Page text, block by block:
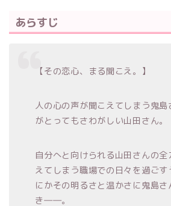
あらすじ
【その恋心、まる聞こえ。】
人の心の声が聞こえてしまう鬼
がとってもさわがしい山田さん。
自分へと向けられる山田さんの全
えてしまう職場での日々を過ごす
にかその明るさと温かさに鬼島さ
き――。